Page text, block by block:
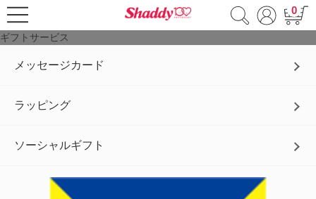
0
ギフトサービス
メッセージカード
ラッピング
ソーシャルギフト